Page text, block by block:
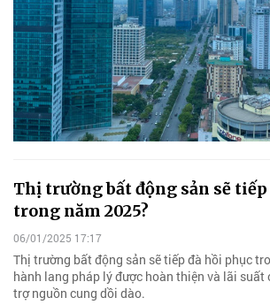
Thị trường bất động sản sẽ
trong năm 2025?
06/01/2025 17:17
Thị trường bất động sản sẽ tiếp đà hồi phục
hành lang pháp lý được hoàn thiện và lãi suất
trợ nguồn cung dồi dào.